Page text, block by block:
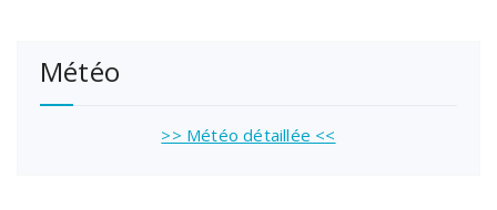
Météo
>> Météo détaillée <<